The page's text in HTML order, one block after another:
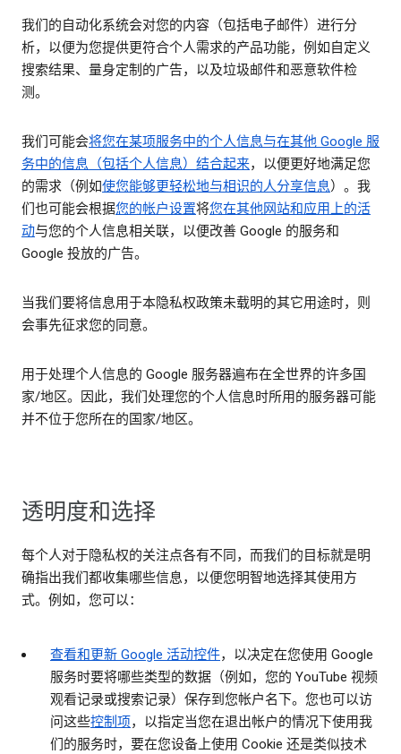
我们的自动化系统会对您的内容（包括电子邮件）进行分
析，以便为您提供更符合个人需求的产品功能，例如自定义
搜索结果、量身定制的广告，以及垃圾邮件和恶意软件检
测。
我们可能会将您在某项服务中的个人信息与在其他 Google 服
务中的信息（包括个人信息）结合起来，以便更好地满足您
的需求（例如使您能够更轻松地与相识的人分享信息）。我
们也可能会根据您的帐户设置将您在其他网站和应用上的活
动与您的个人信息相关联，以便改善 Google 的服务和
Google 投放的广告。
当我们要将信息用于本隐私权政策未载明的其它用途时，则
会事先征求您的同意。
用于处理个人信息的 Google 服务器遍布在全世界的许多国
家/地区。因此，我们处理您的个人信息时所用的服务器可能
并不位于您所在的国家/地区。
透明度和选择
每个人对于隐私权的关注点各有不同，而我们的目标就是明
确指出我们都收集哪些信息，以便您明智地选择其使用方
式。例如，您可以：
查看和更新 Google 活动控件，以决定在您使用 Google
服务时要将哪些类型的数据（例如，您的 YouTube 视频
观看记录或搜索记录）保存到您帐户名下。您也可以访
问这些控制项，以指定当您在退出帐户的情况下使用我
们的服务时，要在您设备上使用 Cookie 还是类似技术